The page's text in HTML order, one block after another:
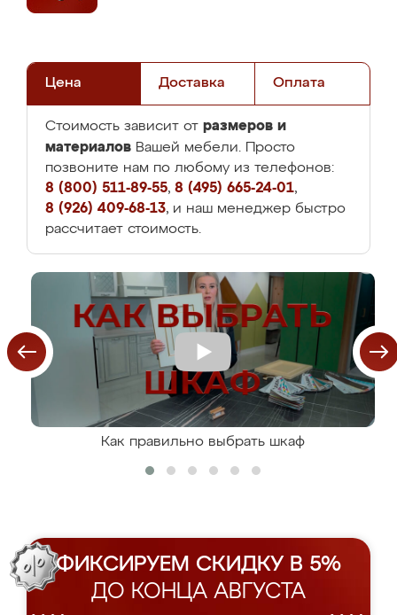
Цена Доставка Оплата
Стоимость зависит от размеров и
материалов Вашей мебели. Просто
позвоните нам по любому из телефонов:
8 (800) 511-89-55, 8 (495) 665-24-01,
8 (926) 409-68-13, и наш менеджер быстро
рассчитает стоимость.
Как правильно выбрать шкаф
ФИКСИРУЕМ СКИДКУ В 5%
ДО КОНЦА АВГУСТА